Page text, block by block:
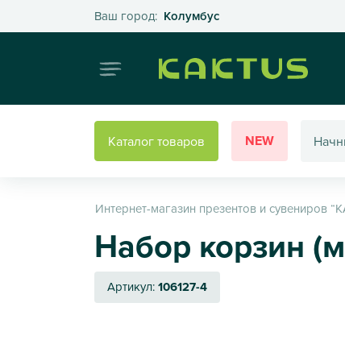
Ваш город: КолумбусВыберите свой город
Каталог товаров NEW
Интернет-магазин презентов и сувениров
Набор корзин
Артикул:106127-4